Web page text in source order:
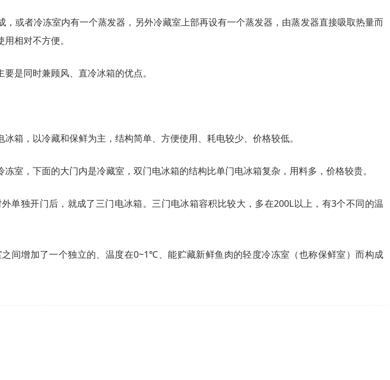
或者冷冻室内有一个蒸发器，另外冷藏室上部再设有一个蒸发器，由蒸发器直接吸取热量而
相对不方便。
是同时兼顾风、直冷冰箱的优点。
箱，以冷藏和保鲜为主，结构简单、方便使用、耗电较少、价格较低。
室，下面的大门内是冷藏室，双门电冰箱的结构比单门电冰箱复杂，用料多，价格较贵。
单独开门后，就成了三门电冰箱。三门电冰箱容积比较大，多在200L以上，有3个不同的温
间增加了一个独立的、温度在0~1℃、能贮藏新鲜鱼肉的轻度冷冻室（也称保鲜室）而构成